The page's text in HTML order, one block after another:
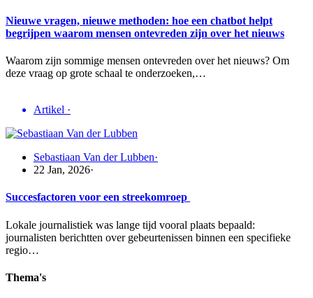
Nieuwe vragen, nieuwe methoden: hoe een chatbot helpt
begrijpen waarom mensen ontevreden zijn over het nieuws
Waarom zijn sommige mensen ontevreden over het nieuws? Om
deze vraag op grote schaal te onderzoeken,…
Artikel ·
Sebastiaan Van der Lubben·
22 Jan, 2026·
Succesfactoren voor een streekomroep
Lokale journalistiek was lange tijd vooral plaats bepaald:
journalisten berichtten over gebeurtenissen binnen een specifieke
regio…
Thema's